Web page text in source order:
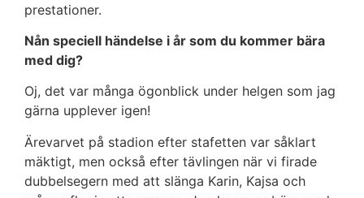
prestationer.
Nån speciell händelse i år som du kommer bära
med dig?
Oj, det var många ögonblick under helgen som jag
gärna upplever igen!
Ärevarvet på stadion efter stafetten var såklart
mäktigt, men också efter tävlingen när vi firade
dubbelsegern med att slänga Karin, Kajsa och